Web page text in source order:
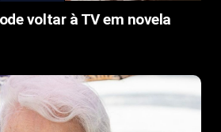
voltar à TV em novela